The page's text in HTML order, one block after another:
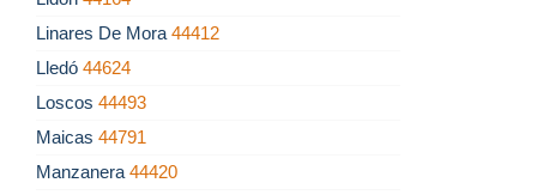
Linares De Mora 44412
Lledó 44624
Loscos 44493
Maicas 44791
Manzanera 44420